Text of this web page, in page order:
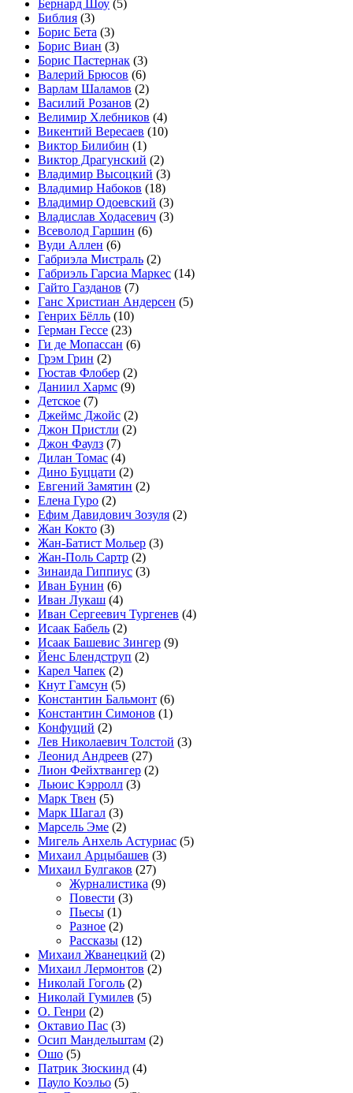
Бернард Шоу (5)
Библия (3)
Борис Бета (3)
Борис Виан (3)
Борис Пастернак (3)
Валерий Брюсов (6)
Варлам Шаламов (2)
Василий Розанов (2)
Велимир Хлебников (4)
Викентий Вересаев (10)
Виктор Билибин (1)
Виктор Драгунский (2)
Владимир Высоцкий (3)
Владимир Набоков (18)
Владимир Одоевский (3)
Владислав Ходасевич (3)
Всеволод Гаршин (6)
Вуди Аллен (6)
Габриэла Мистраль (2)
Габриэль Гарсиа Маркес (14)
Гайто Газданов (7)
Ганс Христиан Андерсен (5)
Генрих Бёлль (10)
Герман Гессе (23)
Ги де Мопассан (6)
Грэм Грин (2)
Гюстав Флобер (2)
Даниил Хармс (9)
Детское (7)
Джеймс Джойс (2)
Джон Пристли (2)
Джон Фаулз (7)
Дилан Томас (4)
Дино Буццати (2)
Евгений Замятин (2)
Елена Гуро (2)
Ефим Давидович Зозуля (2)
Жан Кокто (3)
Жан-Батист Мольер (3)
Жан-Поль Сартр (2)
Зинаида Гиппиус (3)
Иван Бунин (6)
Иван Лукаш (4)
Иван Сергеевич Тургенев (4)
Исаак Бабель (2)
Исаак Башевис Зингер (9)
Йенс Блендструп (2)
Карел Чапек (2)
Кнут Гамсун (5)
Константин Бальмонт (6)
Константин Симонов (1)
Конфуций (2)
Лев Николаевич Толстой (3)
Леонид Андреев (27)
Лион Фейхтвангер (2)
Льюис Кэрролл (3)
Марк Твен (5)
Марк Шагал (3)
Марсель Эме (2)
Мигель Анхель Астуриас (5)
Михаил Арцыбашев (3)
Михаил Булгаков (27)
Журналистика (9)
Повести (3)
Пьесы (1)
Разное (2)
Рассказы (12)
Михаил Жванецкий (2)
Михаил Лермонтов (2)
Николай Гоголь (2)
Николай Гумилев (5)
О. Генри (2)
Октавио Пас (3)
Осип Мандельштам (2)
Ошо (5)
Патрик Зюскинд (4)
Пауло Коэльо (5)